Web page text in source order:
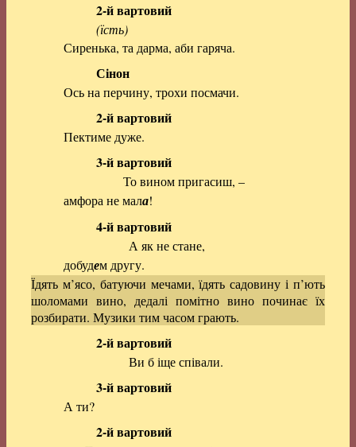
2-й вартовий
(їсть)
Сиренька, та дарма, аби гаряча.
Сінон
Ось на перчину, трохи посмачи.
2-й вартовий
Пектиме дуже.
3-й вартовий
То вином пригасиш, –
амфора не мала!
4-й вартовий
А як не стане,
добудем другу.
Їдять м’ясо, батуючи мечами, їдять садовину і п’ють
шоломами вино, дедалі помітно вино починає їх
розбирати. Музики тим часом грають.
2-й вартовий
Ви б іще співали.
3-й вартовий
А ти?
2-й вартовий